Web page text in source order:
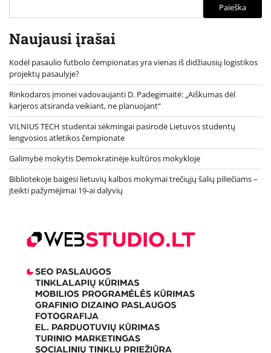
Paieška
Naujausi įrašai
Kodėl pasaulio futbolo čempionatas yra vienas iš didžiausių logistikos
projektų pasaulyje?
Rinkodaros įmonei vadovaujanti D. Padegimaitė: „Aiškumas dėl
karjeros atsiranda veikiant, ne planuojant“
VILNIUS TECH studentai sėkmingai pasirodė Lietuvos studentų
lengvosios atletikos čempionate
Galimybė mokytis Demokratinėje kultūros mokykloje
Bibliotekoje baigėsi lietuvių kalbos mokymai trečiųjų šalių piliečiams –
įteikti pažymėjimai 19-ai dalyvių